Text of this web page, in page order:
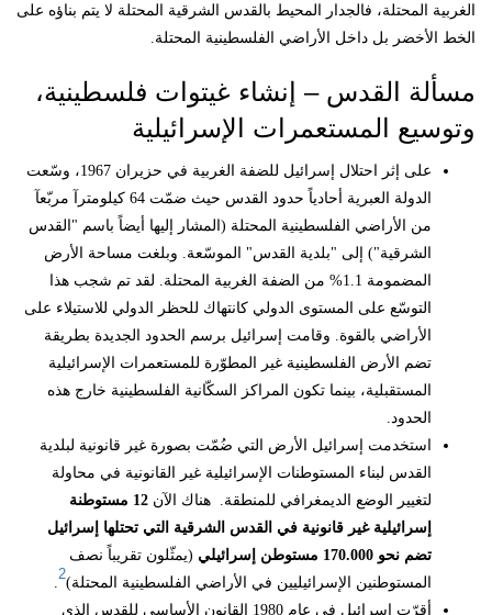
الغربية المحتلة، فالجدار المحيط بالقدس الشرقية المحتلة لا يتم بناؤه على
الخط الأخضر بل داخل الأراضي الفلسطينية المحتلة.
مسألة القدس – إنشاء غيتوات فلسطينية،
وتوسيع المستعمرات الإسرائيلية
على إثر احتلال إسرائيل للضفة الغربية في حزيران 1967، وسّعت
الدولة العبرية أحادياً حدود القدس حيث ضمّت 64 كيلومترآ مربّعآ
من الأراضي الفلسطينية المحتلة (المشار إليها أيضاً باسم "القدس
الشرقية") إلى "بلدية القدس" الموسّعة. وبلغت مساحة الأرض
المضمومة 1.1% من الضفة الغربية المحتلة. لقد تم شجب هذا
التوسّع على المستوى الدولي كانتهاك للحظر الدولي للاستيلاء على
الأراضي بالقوة. وقامت إسرائيل برسم الحدود الجديدة بطريقة
تضم الأرض الفلسطينية غير المطوّرة للمستعمرات الإسرائيلية
المستقبلية، بينما تكون المراكز السكّانية الفلسطينية خارج هذه
الحدود.
استخدمت إسرائيل الأرض التي ضُمّت بصورة غير قانونية لبلدية
القدس لبناء المستوطنات الإسرائيلية غير القانونية في محاولة
لتغيير الوضع الديمغرافي للمنطقة. هناك الآن
12 مستوطنة
إسرائيلية غير قانونية في القدس الشرقية التي تحتلها إسرائيل
تضم نحو 170.000 مستوطن إسرائيلي
(يمثّلون تقريباً نصف
المستوطنين الإسرائيليين في الأراضي الفلسطينية المحتلة)
2
أقرّت إسرائيل في عام 1980 القانون الأساسي للقدس الذي